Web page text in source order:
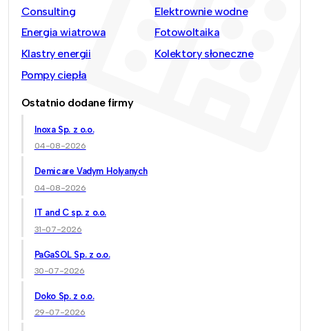
Consulting
Elektrownie wodne
Energia wiatrowa
Fotowoltaika
Klastry energii
Kolektory słoneczne
Pompy ciepła
Ostatnio dodane firmy
Inoxa Sp. z o.o.
04-08-2026
Demicare Vadym Holyanych
04-08-2026
IT and C sp. z o.o.
31-07-2026
PaGaSOL Sp. z o.o.
30-07-2026
Doko Sp. z o.o.
29-07-2026